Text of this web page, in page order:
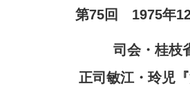
第75回 1975年12
司会・桂枝
正司敏江・玲児『